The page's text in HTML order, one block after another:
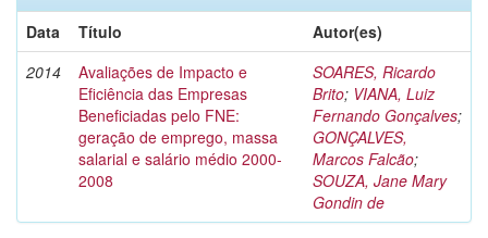
Data
Título
Autor(es)
2014
Avaliações de Impacto e
Eficiência das Empresas
Beneficiadas pelo FNE:
geração de emprego, massa
salarial e salário médio 2000-
2008
SOARES, Ricardo
Brito; VIANA, Luiz
Fernando Gonçalves;
GONÇALVES,
Marcos Falcão;
SOUZA, Jane Mary
Gondin de